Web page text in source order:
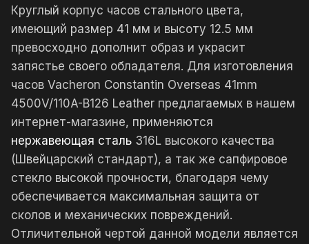
Круглый корпус часов стального цвета,
имеющий размер 41 мм и высоту 12.5 мм
превосходно дополнит образ и украсит
запястье своего обладателя. Для изготовления
часов Vacheron Constantin Overseas 41mm
4500V/110A-B126 Leather предлагаемых в нашем
интернет-магазине, применяются
нержавеющая сталь 316L высокого качества
(Швейцарский стандарт), а так же сапфировое
стекло высокой прочности, благодаря чему
обеспечивается максимальная защита от
сколов и механических повреждений.
Отличительной чертой данной модели является